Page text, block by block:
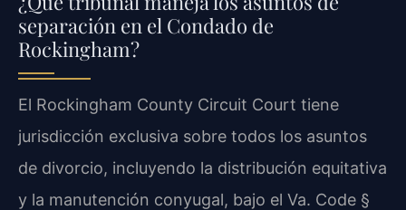
separación en el Condado de
Rockingham?
El Rockingham County Circuit Court tiene
jurisdicción exclusiva sobre todos los asuntos
de divorcio, incluyendo la distribución equitativa
y la manutención conyugal, bajo el Va. Code §